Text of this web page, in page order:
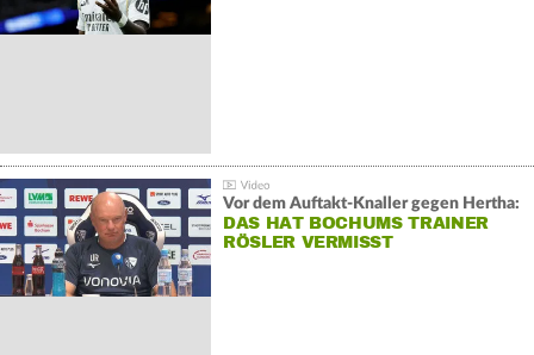
Vor dem Auftakt-Knaller gegen Hertha:
DAS HAT BOCHUMS TRAINER
RÖSLER VERMISST